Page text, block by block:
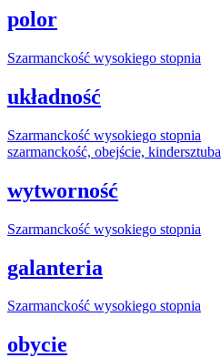
polor
Szarmanckość wysokiego stopnia
układność
Szarmanckość wysokiego stopnia
szarmanckość, obejście, kindersztuba
wytworność
Szarmanckość wysokiego stopnia
galanteria
Szarmanckość wysokiego stopnia
obycie